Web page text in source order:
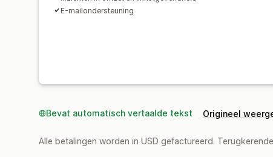
E-mailondersteuning
Bevat automatisch vertaalde tekst Origineel
Alle betalingen worden in USD gefactureerd.